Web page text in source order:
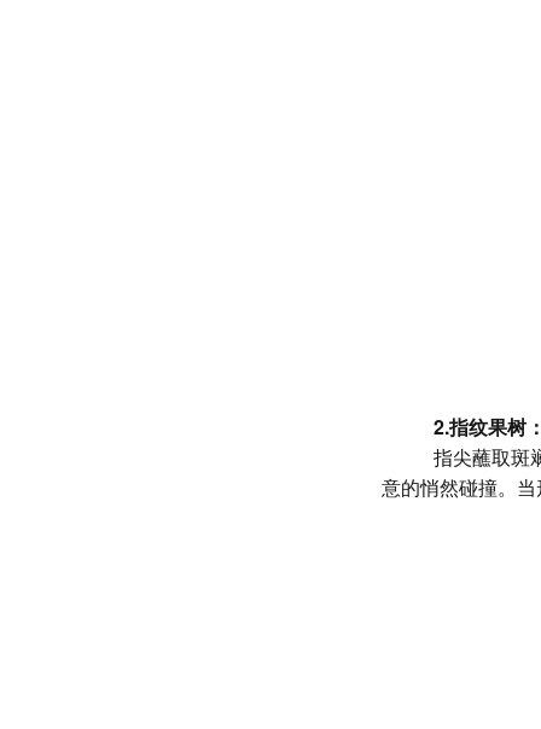
2.指纹果树
指尖蘸取斑
意的悄然碰撞。